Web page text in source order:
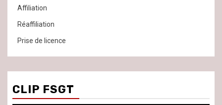
Affiliation
Réaffiliation
Prise de licence
CLIP FSGT